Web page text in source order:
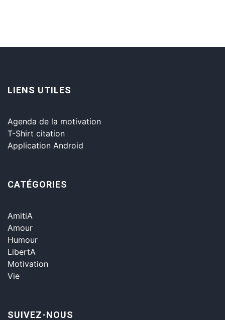
LIENS UTILES
Agenda de la motivation
T-Shirt citation
Application Android
CATÉGORIES
AmitiA
Amour
Humour
LibertA
Motivation
Vie
SUIVEZ-NOUS